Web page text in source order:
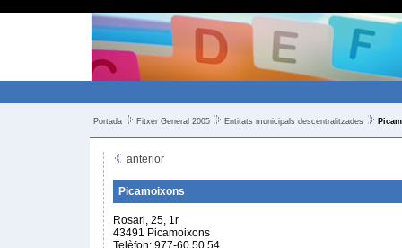
Portada Fitxer General 2005 Entitats municipals descentralitzades
anterior
Picamoixons
Rosari, 25, 1r
43491 Picamoixons
Telèfon: 977-60 50 54